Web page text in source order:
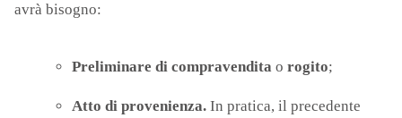
avrà bisogno:
Preliminare di compravendita o rogito;
Atto di provenienza. In pratica, il precedente